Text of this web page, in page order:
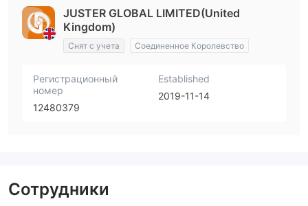
JUSTER GLOBAL LIMITED(United
Kingdom)
Снят с учета Соединенное Королевство
Регистрационный
номер
12480379
Established
2019-11-14
Сотрудники